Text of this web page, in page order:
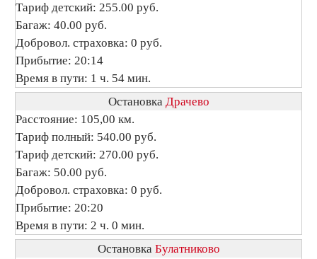
Тариф детский: 255.00 руб.
Багаж: 40.00 руб.
Добровол. страховка: 0 руб.
Прибытие: 20:14
Время в пути: 1 ч. 54 мин.
Остановка Драчево
Расстояние: 105,00 км.
Тариф полный: 540.00 руб.
Тариф детский: 270.00 руб.
Багаж: 50.00 руб.
Добровол. страховка: 0 руб.
Прибытие: 20:20
Время в пути: 2 ч. 0 мин.
Остановка Булатниково